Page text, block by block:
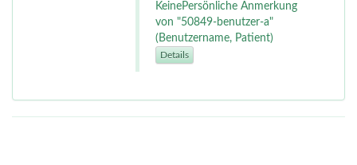
KeinePersönliche Anmerkung
von "50849-benutzer-a"
(Benutzername, Patient)
Details